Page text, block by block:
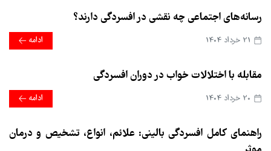
رسانه‌های اجتماعی چه نقشی در افسردگی دارند؟
ادامه
مقابله با اختلالات خواب در دوران افسردگی
ادامه
راهنمای کامل افسردگی بالینی: علائم، انواع، تشخیص و درمان